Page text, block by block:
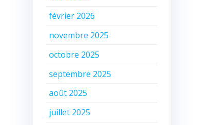
février 2026
novembre 2025
octobre 2025
septembre 2025
août 2025
juillet 2025